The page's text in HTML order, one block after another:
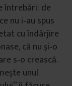
întrebări: de
nu i‐au spus
cu îndârjire
că nu şi‐o
s‐o crească.
unul